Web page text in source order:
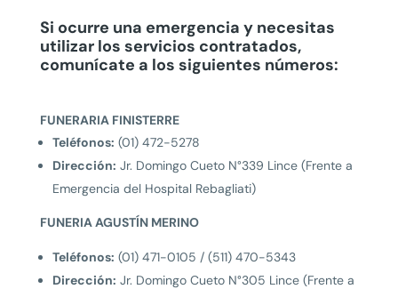
Si ocurre una emergencia y necesitas
utilizar los servicios contratados,
comunícate a los siguientes números:
FUNERARIA FINISTERRE
Teléfonos: (01) 472-5278
Dirección: Jr. Domingo Cueto N°339 Lince (Frente a
Emergencia del Hospital Rebagliati)
FUNERIA AGUSTÍN MERINO
Teléfonos: (01) 471-0105 / (511) 470-5343
Dirección: Jr. Domingo Cueto N°305 Lince (Frente a